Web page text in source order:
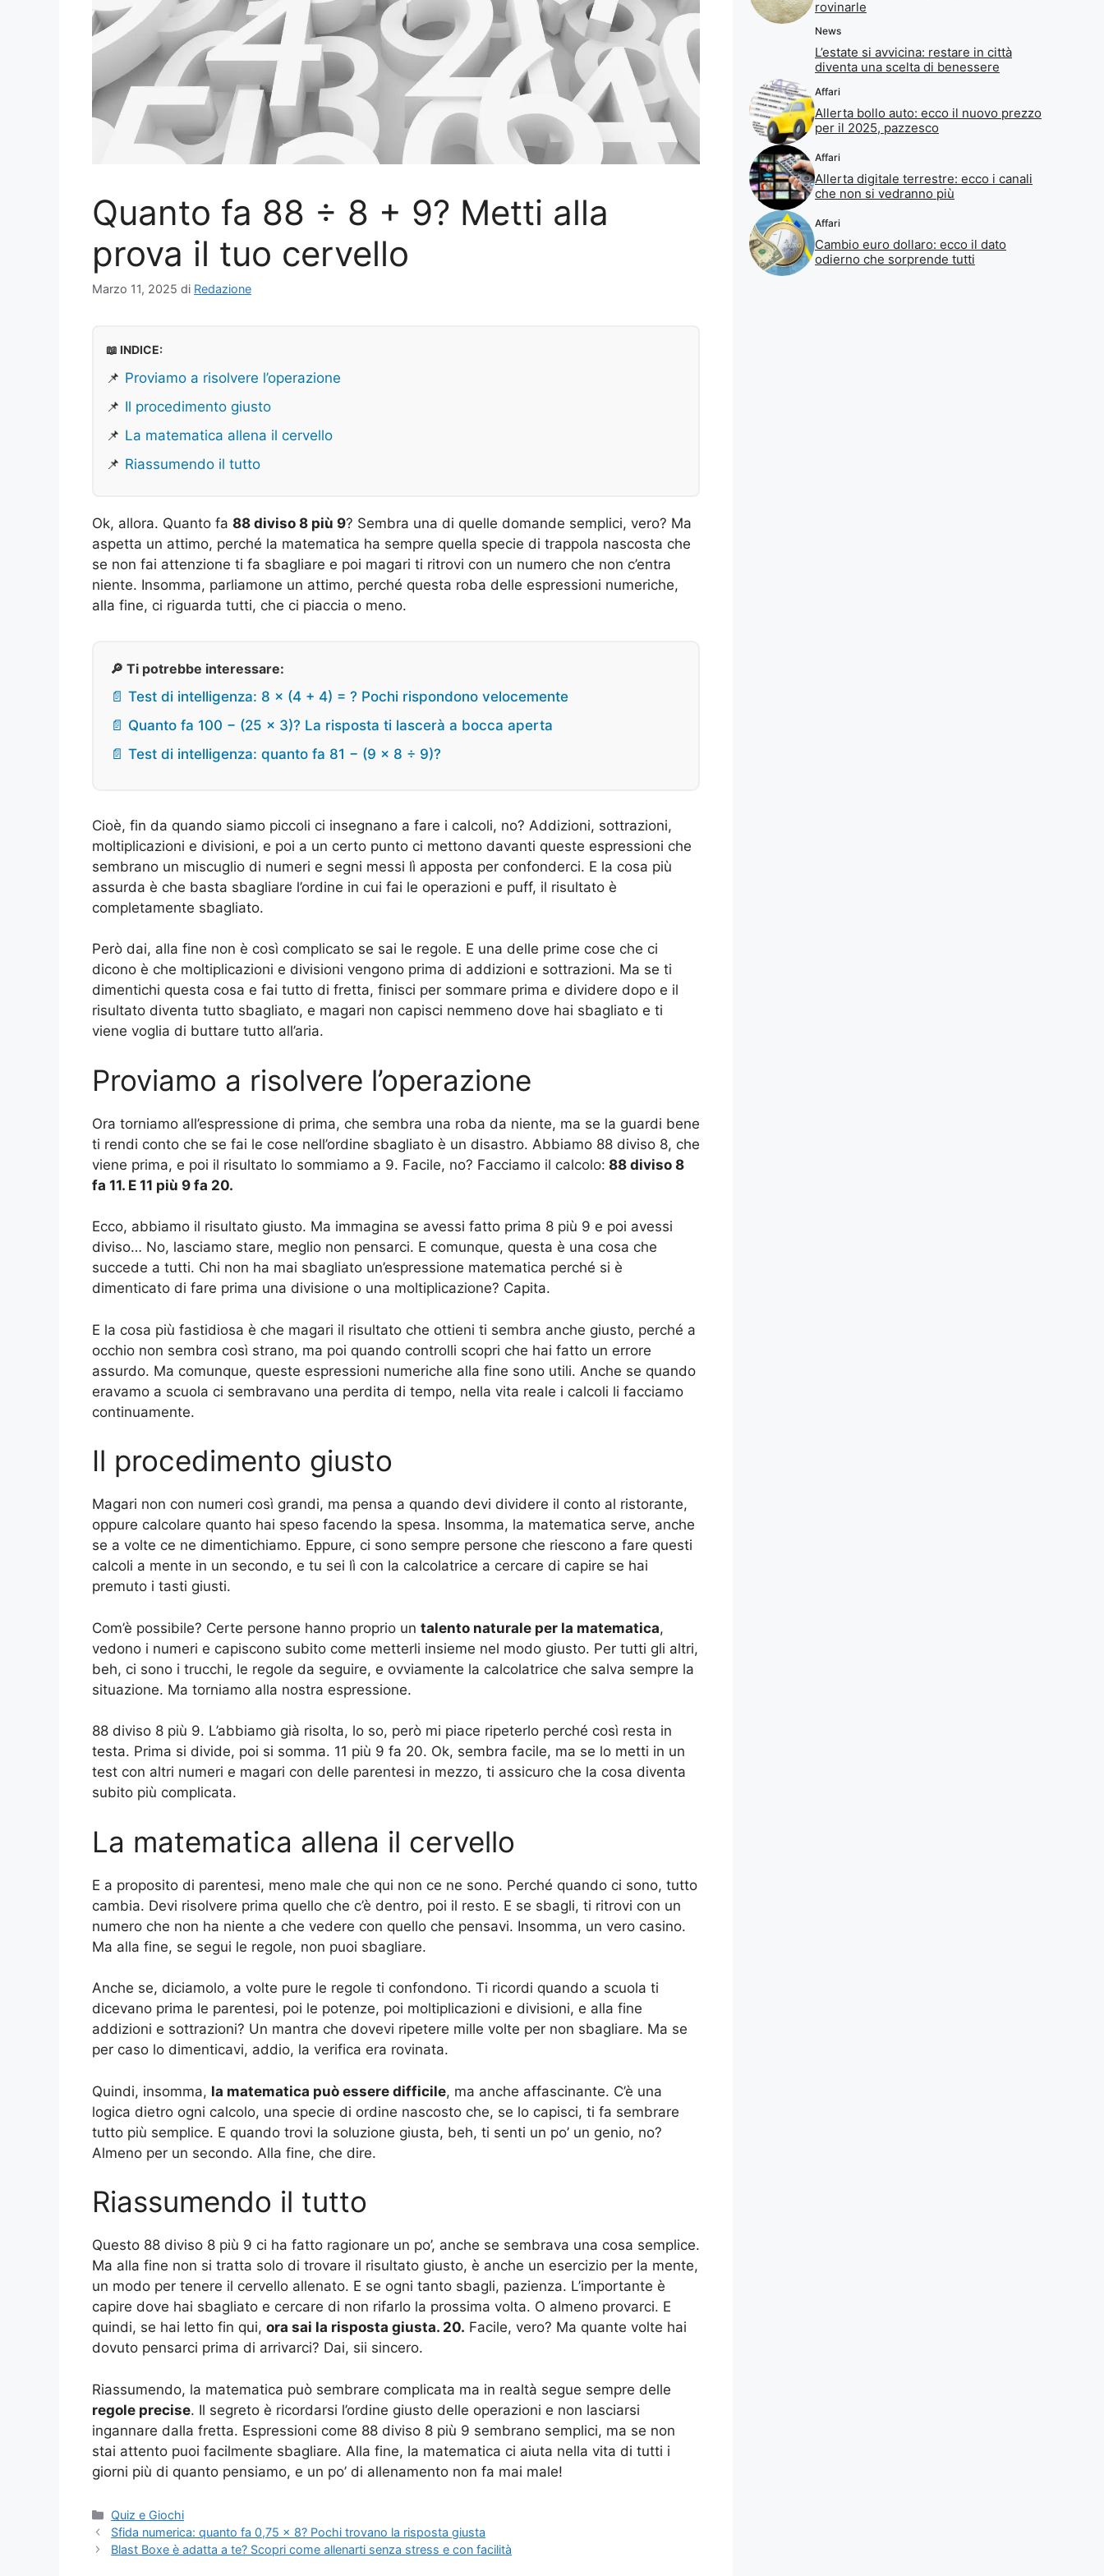
Quanto fa 88 ÷ 8 + 9? Metti alla
prova il tuo cervello
Marzo 11, 2025 di Redazione
📖 INDICE:
📌 Proviamo a risolvere l’operazione
📌 Il procedimento giusto
📌 La matematica allena il cervello
📌 Riassumendo il tutto
Ok, allora. Quanto fa 88 diviso 8 più 9? Sembra una di quelle domande semplici, vero? Ma
aspetta un attimo, perché la matematica ha sempre quella specie di trappola nascosta che
se non fai attenzione ti fa sbagliare e poi magari ti ritrovi con un numero che non c’entra
niente. Insomma, parliamone un attimo, perché questa roba delle espressioni numeriche,
alla fine, ci riguarda tutti, che ci piaccia o meno.
🔎 Ti potrebbe interessare:
📄 Test di intelligenza: 8 × (4 + 4) = ? Pochi rispondono velocemente
📄 Quanto fa 100 − (25 × 3)? La risposta ti lascerà a bocca aperta
📄 Test di intelligenza: quanto fa 81 − (9 × 8 ÷ 9)?
Cioè, fin da quando siamo piccoli ci insegnano a fare i calcoli, no? Addizioni, sottrazioni,
moltiplicazioni e divisioni, e poi a un certo punto ci mettono davanti queste espressioni che
sembrano un miscuglio di numeri e segni messi lì apposta per confonderci. E la cosa più
assurda è che basta sbagliare l’ordine in cui fai le operazioni e puff, il risultato è
completamente sbagliato.
Però dai, alla fine non è così complicato se sai le regole. E una delle prime cose che ci
dicono è che moltiplicazioni e divisioni vengono prima di addizioni e sottrazioni. Ma se ti
dimentichi questa cosa e fai tutto di fretta, finisci per sommare prima e dividere dopo e il
risultato diventa tutto sbagliato, e magari non capisci nemmeno dove hai sbagliato e ti
viene voglia di buttare tutto all’aria.
Proviamo a risolvere l’operazione
Ora torniamo all’espressione di prima, che sembra una roba da niente, ma se la guardi bene
ti rendi conto che se fai le cose nell’ordine sbagliato è un disastro. Abbiamo 88 diviso 8, che
viene prima, e poi il risultato lo sommiamo a 9. Facile, no? Facciamo il calcolo: 88 diviso 8
fa 11. E 11 più 9 fa 20.
Ecco, abbiamo il risultato giusto. Ma immagina se avessi fatto prima 8 più 9 e poi avessi
diviso… No, lasciamo stare, meglio non pensarci. E comunque, questa è una cosa che
succede a tutti. Chi non ha mai sbagliato un’espressione matematica perché si è
dimenticato di fare prima una divisione o una moltiplicazione? Capita.
E la cosa più fastidiosa è che magari il risultato che ottieni ti sembra anche giusto, perché a
occhio non sembra così strano, ma poi quando controlli scopri che hai fatto un errore
assurdo. Ma comunque, queste espressioni numeriche alla fine sono utili. Anche se quando
eravamo a scuola ci sembravano una perdita di tempo, nella vita reale i calcoli li facciamo
continuamente.
Il procedimento giusto
Magari non con numeri così grandi, ma pensa a quando devi dividere il conto al ristorante,
oppure calcolare quanto hai speso facendo la spesa. Insomma, la matematica serve, anche
se a volte ce ne dimentichiamo. Eppure, ci sono sempre persone che riescono a fare questi
calcoli a mente in un secondo, e tu sei lì con la calcolatrice a cercare di capire se hai
premuto i tasti giusti.
Com’è possibile? Certe persone hanno proprio un talento naturale per la matematica,
vedono i numeri e capiscono subito come metterli insieme nel modo giusto. Per tutti gli altri,
beh, ci sono i trucchi, le regole da seguire, e ovviamente la calcolatrice che salva sempre la
situazione. Ma torniamo alla nostra espressione.
88 diviso 8 più 9. L’abbiamo già risolta, lo so, però mi piace ripeterlo perché così resta in
testa. Prima si divide, poi si somma. 11 più 9 fa 20. Ok, sembra facile, ma se lo metti in un
test con altri numeri e magari con delle parentesi in mezzo, ti assicuro che la cosa diventa
subito più complicata.
La matematica allena il cervello
E a proposito di parentesi, meno male che qui non ce ne sono. Perché quando ci sono, tutto
cambia. Devi risolvere prima quello che c’è dentro, poi il resto. E se sbagli, ti ritrovi con un
numero che non ha niente a che vedere con quello che pensavi. Insomma, un vero casino.
Ma alla fine, se segui le regole, non puoi sbagliare.
Anche se, diciamolo, a volte pure le regole ti confondono. Ti ricordi quando a scuola ti
dicevano prima le parentesi, poi le potenze, poi moltiplicazioni e divisioni, e alla fine
addizioni e sottrazioni? Un mantra che dovevi ripetere mille volte per non sbagliare. Ma se
per caso lo dimenticavi, addio, la verifica era rovinata.
Quindi, insomma, la matematica può essere difficile, ma anche affascinante. C’è una
logica dietro ogni calcolo, una specie di ordine nascosto che, se lo capisci, ti fa sembrare
tutto più semplice. E quando trovi la soluzione giusta, beh, ti senti un po’ un genio, no?
Almeno per un secondo. Alla fine, che dire.
Riassumendo il tutto
Questo 88 diviso 8 più 9 ci ha fatto ragionare un po’, anche se sembrava una cosa semplice.
Ma alla fine non si tratta solo di trovare il risultato giusto, è anche un esercizio per la mente,
un modo per tenere il cervello allenato. E se ogni tanto sbagli, pazienza. L’importante è
capire dove hai sbagliato e cercare di non rifarlo la prossima volta. O almeno provarci. E
quindi, se hai letto fin qui, ora sai la risposta giusta. 20. Facile, vero? Ma quante volte hai
dovuto pensarci prima di arrivarci? Dai, sii sincero.
Riassumendo, la matematica può sembrare complicata ma in realtà segue sempre delle
regole precise. Il segreto è ricordarsi l’ordine giusto delle operazioni e non lasciarsi
ingannare dalla fretta. Espressioni come 88 diviso 8 più 9 sembrano semplici, ma se non
stai attento puoi facilmente sbagliare. Alla fine, la matematica ci aiuta nella vita di tutti i
giorni più di quanto pensiamo, e un po’ di allenamento non fa mai male!
Categorie
Quiz e Giochi
Sfida numerica: quanto fa 0,75 × 8? Pochi trovano la risposta giusta
Blast Boxe è adatta a te? Scopri come allenarti senza stress e con facilità
rovinarle
News
L’estate si avvicina: restare in città
diventa una scelta di benessere
Affari
Allerta bollo auto: ecco il nuovo prezzo
per il 2025, pazzesco
Affari
Allerta digitale terrestre: ecco i canali
che non si vedranno più
Affari
Cambio euro dollaro: ecco il dato
odierno che sorprende tutti